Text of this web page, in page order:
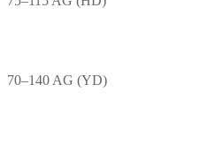
70–140 AG (YD)